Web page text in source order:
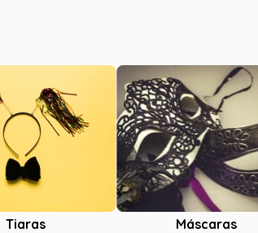
Tiaras Máscaras